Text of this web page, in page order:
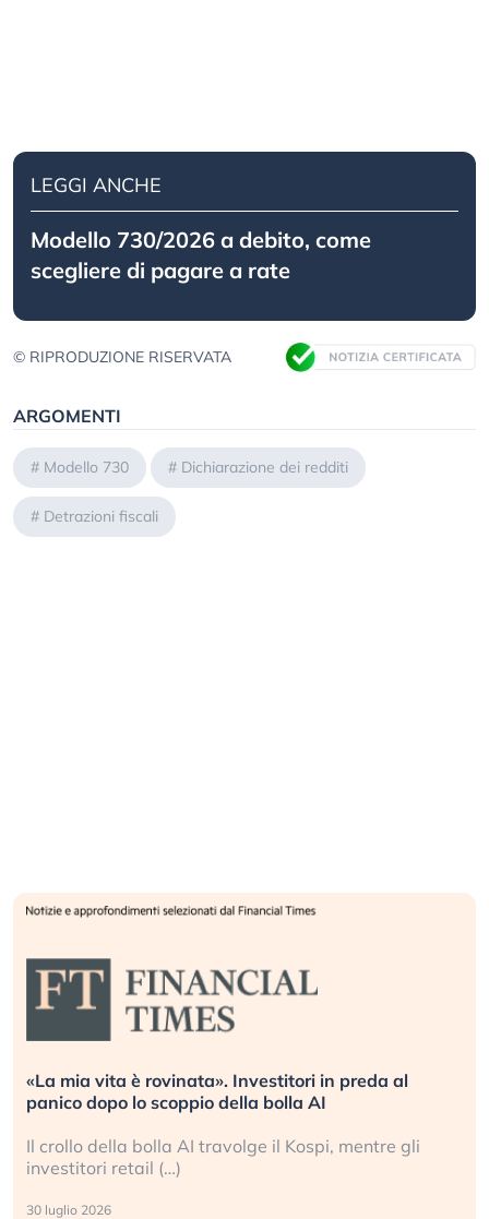
LEGGI ANCHE
Modello 730/2026 a debito, come
scegliere di pagare a rate
© RIPRODUZIONE RISERVATA
ARGOMENTI
# Modello 730 # Dichiarazione dei redditi
# Detrazioni fiscali
«La mia vita è rovinata». Investitori in preda al
panico dopo lo scoppio della bolla AI
Il crollo della bolla AI travolge il Kospi, mentre gli
investitori retail (…)
30 luglio 2026